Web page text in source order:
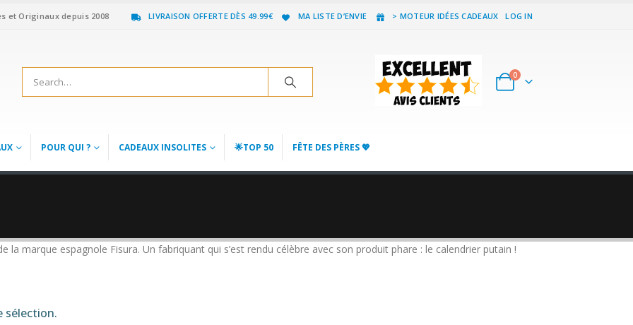
et Originaux depuis 2008 LIVRAISON OFFERTE DÈS 49.99€ MA LISTE D’ENVIE > MOTEUR IDÉES CADEAUX LOG IN
0
POUR QUI ? CADEAUX INSOLITES 🌟TOP 50 FÊTE DES PÈRES 💖
la marque espagnole Fisura. Un fabriquant qui s’est rendu célèbre avec son produit phare : le calendrier putain !
sélection.